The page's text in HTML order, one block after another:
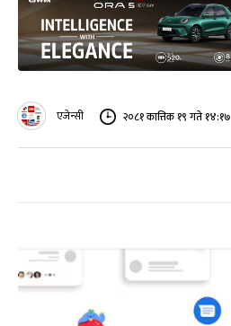
एजेन्सी २०८१ कात्तिक १९ गते १४:१७